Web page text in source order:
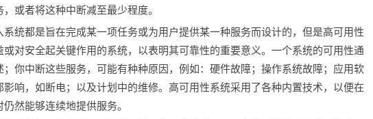
或者将这种中断减至最少程度。
都是旨在完成某一项任务或为用户提供某一种服务而设计的，但是高可用性
对安全起关键作用的系统，以表明其可靠性的重要意义。一个系统的可用性通
你中断这些服务，可能有种种原因，例如：硬件故障；操作系统故障；应用软
响，如断电；以及计划中的维修。高可用性系统采用了各种内置技术，以便在
然能够连续地提供服务。